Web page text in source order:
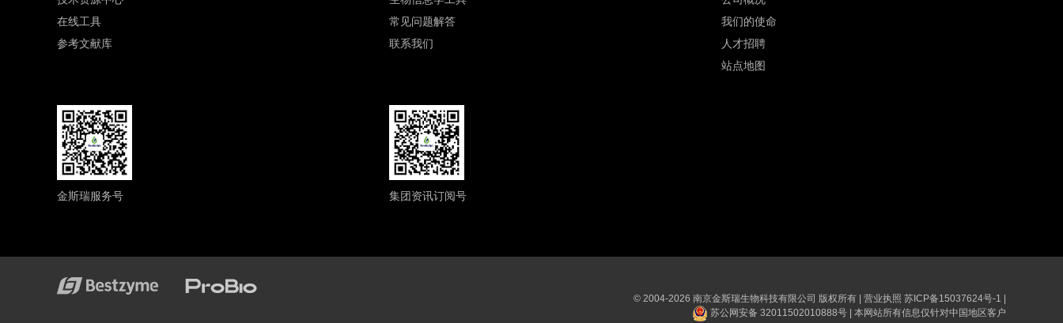
在线工具
参考文献库
常见问题解答
联系我们
我们的使命
人才招聘
站点地图
金斯瑞服务号 集团资讯订阅号
© 2004-2026 南京金斯瑞生物科技有限公司 版权所有 | 营业执照 苏ICP备15037624号-1 |
苏公网安备 32011502010888号
本网站所有信息仅针对中国地区客户